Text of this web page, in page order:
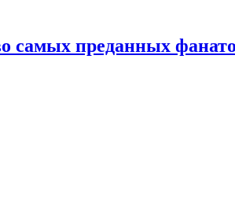
самых преданных